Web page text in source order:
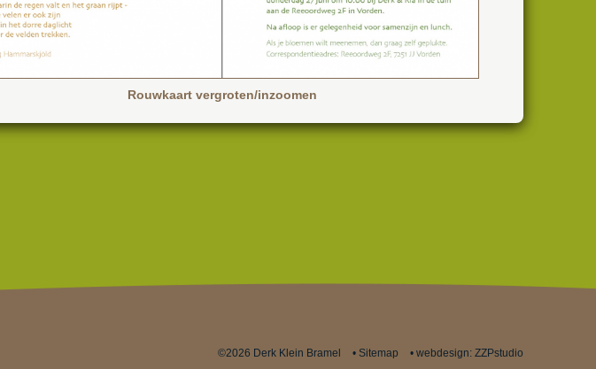
Rouwkaart vergroten/inzoomen
©2026 Derk Klein Bramel • Sitemap • webdesign: ZZPstudio